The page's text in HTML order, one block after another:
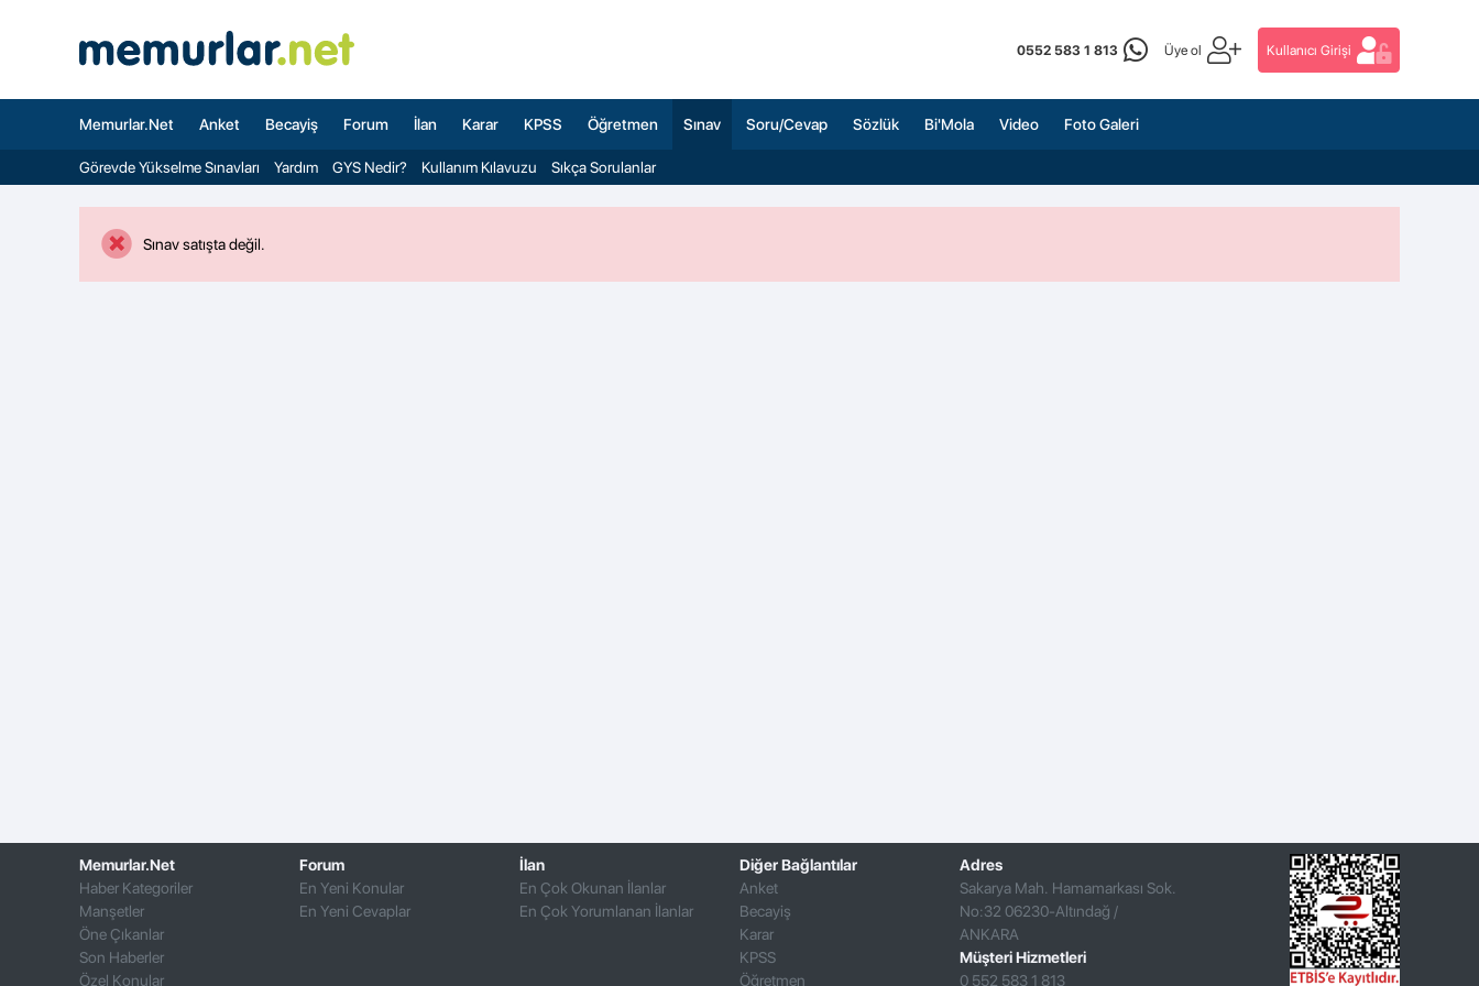
0552 583 1 813 Üye ol Kullanıcı Girişi
Memurlar.Net Anket Becayiş Forum İlan Karar KPSS Öğretmen Sınav Soru/Cevap Sözlük Bi'Mola Video Foto Galeri
Görevde Yükselme Sınavları Yardım GYS Nedir? Kullanım Kılavuzu Sıkça Sorulanlar
Sınav satışta değil.
Memurlar.Net
Haber Kategoriler
Manşetler
Öne Çıkanlar
Son Haberler
Özel Konular
Forum
En Yeni Konular
En Yeni Cevaplar
İlan
En Çok Okunan İlanlar
En Çok Yorumlanan İlanlar
Diğer Bağlantılar
Anket
Becayiş
Karar
KPSS
Öğretmen
Adres
Sakarya Mah. Hamamarkası Sok.
No:32 06230-Altındağ /
ANKARA
Müşteri Hizmetleri
0 552 583 1 813